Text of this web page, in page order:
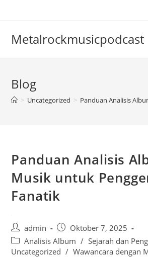
Metalrockmusicpodcast
Blog
> Uncategorized > Panduan Analisis
Panduan Analisis
Musik untuk
Fanatik
Post
author:
admin
Post
published:
Oktober 7, 2025
Post
category:
Analisis Album / Sejarah dan
Uncategorized / Wawancara dengan